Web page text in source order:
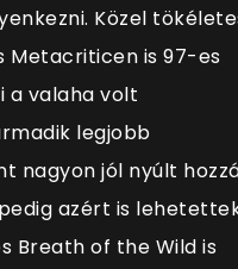
Közel
Metacriticen is 97-es
a valaha volt
legjobb
nagyon jól nyúlt
azért is
Breath of the Wild is